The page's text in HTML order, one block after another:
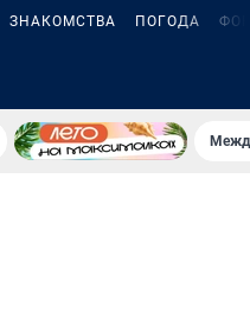
ЗНАКОМСТВА ПОГОДА